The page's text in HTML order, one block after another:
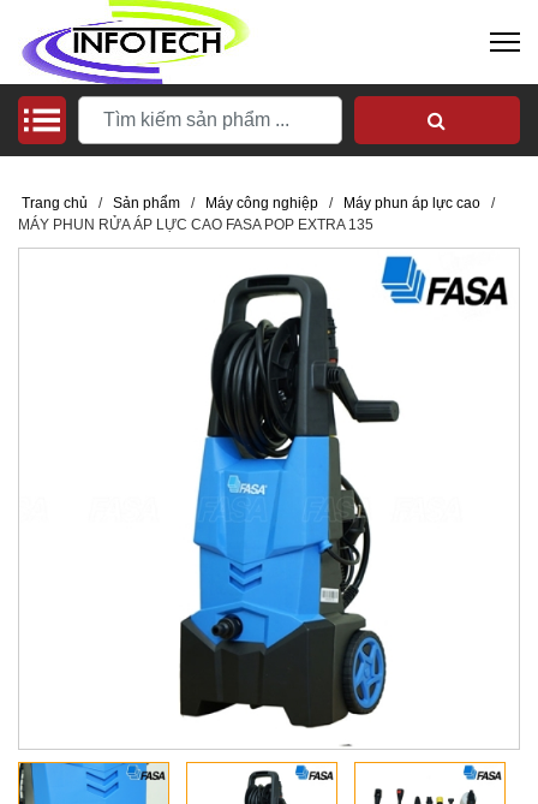
Trang chủ / Sản phẩm / Máy công nghiệp / Máy phun áp lực cao
/
MÁY PHUN RỬA ÁP LỰC CAO FASA POP EXTRA 135